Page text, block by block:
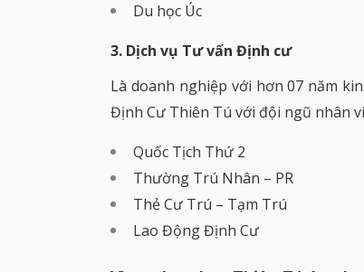
Du học Úc
3. Dịch vụ Tư vấn Định cư
Là doanh nghiệp với hơn 07 năm
Định Cư Thiên Tú với đội ngũ nhân
Quốc Tịch Thứ 2
Thường Trú Nhân – PR
Thẻ Cư Trú – Tạm Trú
Lao Động Định Cư